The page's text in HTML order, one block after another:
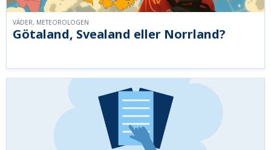
Götaland, Svealand eller Norrland?
VÄDER, METEOROLOGEN